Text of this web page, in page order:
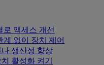
로 액세스 개선
계 없이 장치 제어
생산성 향상
활성화 켜기